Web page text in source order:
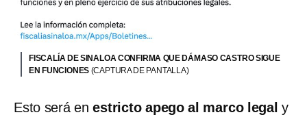
FISCALÍA DE SINALOA CONFIRMA QUE DÁMASO CASTRO SIGUE
EN FUNCIONES (CAPTURA DE PANTALLA)
Esto será enestricto apego al marco legal y